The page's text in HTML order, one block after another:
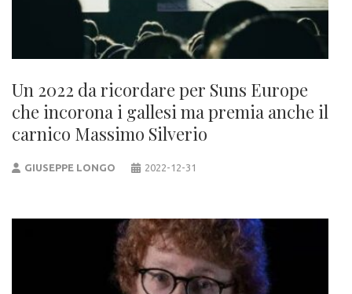
Un 2022 da ricordare per Suns Europe
che incorona i gallesi ma premia anche il
carnico Massimo Silverio
GIUSEPPE LONGO 2022-12-31